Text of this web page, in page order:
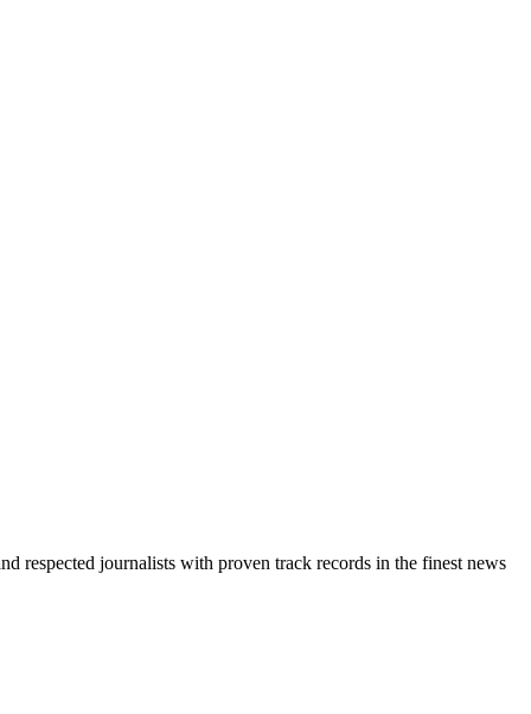
respected journalists with proven track records in the finest news